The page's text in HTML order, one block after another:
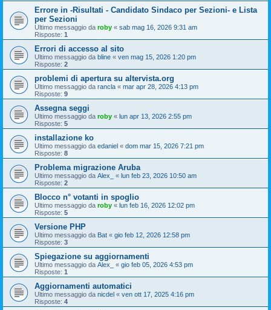
Errore in -Risultati - Candidato Sindaco per Sezioni- e Lista
per Sezioni
Ultimo messaggio da roby « sab mag 16, 2026 9:31 am
Risposte: 1
Errori di accesso al sito
Ultimo messaggio da bline « ven mag 15, 2026 1:20 pm
Risposte: 2
problemi di apertura su altervista.org
Ultimo messaggio da rancla « mar apr 28, 2026 4:13 pm
Risposte: 9
Assegna seggi
Ultimo messaggio da roby « lun apr 13, 2026 2:55 pm
Risposte: 5
installazione ko
Ultimo messaggio da edaniel « dom mar 15, 2026 7:21 pm
Risposte: 8
Problema migrazione Aruba
Ultimo messaggio da Alex_ « lun feb 23, 2026 10:50 am
Risposte: 2
Blocco n° votanti in spoglio
Ultimo messaggio da roby « lun feb 16, 2026 12:02 pm
Risposte: 5
Versione PHP
Ultimo messaggio da Bat « gio feb 12, 2026 12:58 pm
Risposte: 3
Spiegazione su aggiornamenti
Ultimo messaggio da Alex_ « gio feb 05, 2026 4:53 pm
Risposte: 1
Aggiornamenti automatici
Ultimo messaggio da nicdel « ven ott 17, 2025 4:16 pm
Risposte: 4